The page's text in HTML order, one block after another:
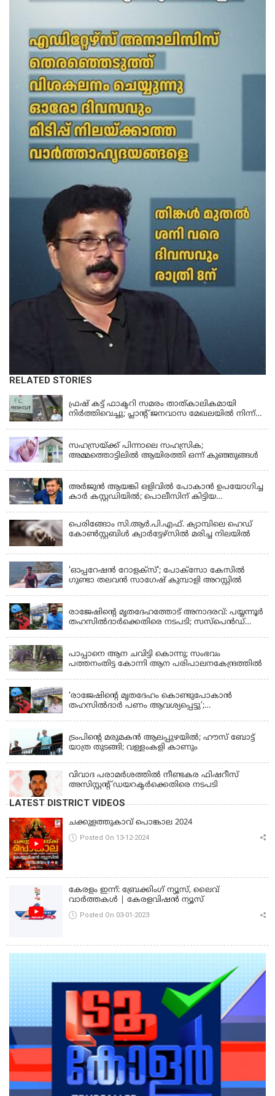
RELATED STORIES
KERALA
ഫ്രഷ് കട്ട് ഫാക്ടറി സമരം താത്കാലികമായി
നിർത്തിവെച്ചു; പ്ലാൻ്റ് ജനവാസ മേഖലയിൽ നിന്ന്
സഹസ്രയ്ക്ക് പിന്നാലെ സഹസ്രിക;
അമ്മത്തൊട്ടിലില്‍ ആയിരത്തി ഒന്ന് കുഞ്ഞുങ്ങള്‍
അർജുൻ ആയങ്കി ഒളിവിൽ പോകാൻ ഉപയോഗിച്ച
കാർ കസ്റ്റഡിയിൽ; പൊലീസിന് കിട്ടിയ
പെരിങ്ങോം സി.ആർ.പി.എഫ്. ക്യാമ്പിലെ ഹെഡ്
കോൺസ്റ്റബിൾ ക്വാർട്ടേഴ്സിൽ മരിച്ച നിലയിൽ
'ഓപ്പറേഷൻ റോളക്സ്'; പോക്സോ കേസിൽ
ഗുണ്ടാ തലവൻ സാഗേഷ് കുമ്പാളി അറസ്റ്റിൽ
രാജേഷിന്റെ മൃതദേഹത്തോട് അനാദരവ്: പയ്യന്നൂർ
തഹസിൽദാർക്കെതിരെ നടപടി; സസ്പെൻഡ്
പാപ്പാനെ ആന ചവിട്ടി കൊന്നു; സംഭവം
പത്തനംതിട്ട കോന്നി ആന പരിപാലനകേന്ദ്രത്തിൽ
‘രാജേഷിന്‍റെ മൃതദേഹം കൊണ്ടുപോകാന്‍
തഹസില്‍ദാര്‍ പണം ആവശ്യപ്പെട്ടു’;
ട്രംപിന്റെ മരുമകന്‍ ആലപ്പുഴയില്‍; ഹൗസ് ബോട്ട്
യാത്ര തുടങ്ങി; വള്ളംകളി കാണും
വിവാദ പരാമര്‍ശത്തില്‍ നീണ്ടകര ഫിഷറീസ്
അസിസ്റ്റന്റ് ഡയറക്ടര്‍ക്കെതിരെ നടപടി
LATEST DISTRICT VIDEOS
ചക്കുളത്തുകാവ് പൊങ്കാല 2024
Posted On 13-12-2024
കേരളം ഇന്ന്: ബ്രേക്കിംഗ് ന്യൂസ്, ലൈവ്
വാർത്തകൾ | കേരളവിഷൻ ന്യൂസ്
Posted On 03-01-2023